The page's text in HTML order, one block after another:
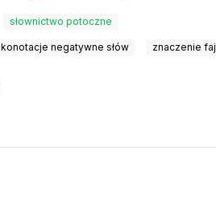
słownictwo potoczne
konotacje negatywne słów znaczenie